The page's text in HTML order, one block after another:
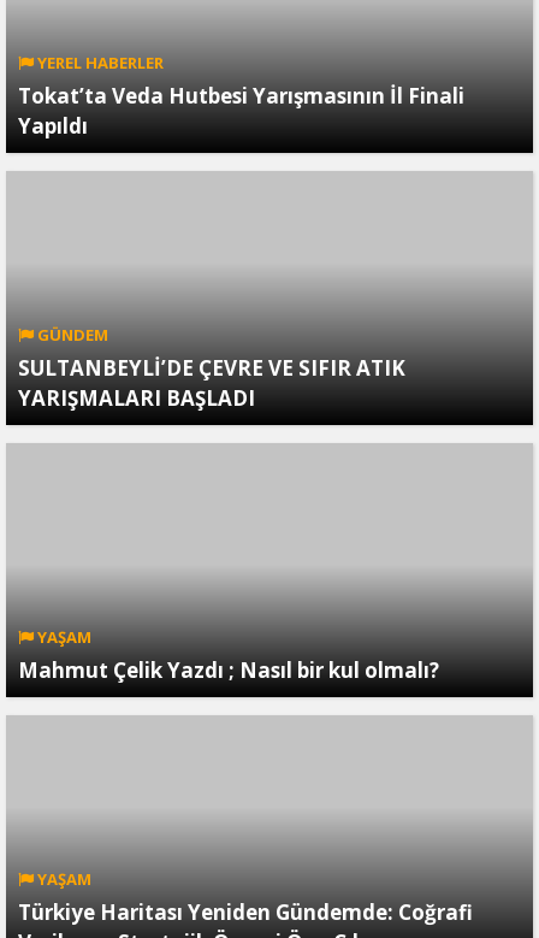
YEREL HABERLER
Tokat’ta Veda Hutbesi Yarışmasının İl Finali
Yapıldı
GÜNDEM
SULTANBEYLİ’DE ÇEVRE VE SIFIR ATIK
YARIŞMALARI BAŞLADI
YAŞAM
Mahmut Çelik Yazdı ; Nasıl bir kul olmalı?
YAŞAM
Türkiye Haritası Yeniden Gündemde: Coğrafi